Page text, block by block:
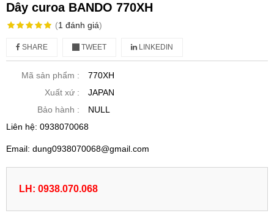
Dây curoa BANDO 770XH
(1 đánh giá)
SHARE TWEET LINKEDIN
Mã sản phẩm :
770XH
Xuất xứ :
JAPAN
Bảo hành :
NULL
Liên hệ: 0938070068
Email: dung0938070068@gmail.com
LH: 0938.070.068